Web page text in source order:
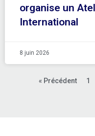
organise un
International
8 juin 2026
« Précédent 1